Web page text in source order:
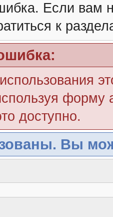
Если вам
к
форму
доступно.
Вы